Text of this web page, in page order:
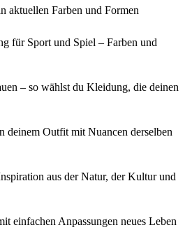
aktuellen Farben und Formen
für Sport und Spiel – Farben und
– so wählst du Kleidung, die deinen
deinem Outfit mit Nuancen derselben
aus der Natur, der Kultur und
einfachen Anpassungen neues Leben